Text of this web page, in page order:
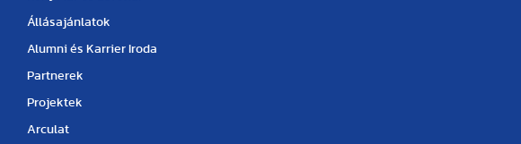
Állásajánlatok
Alumni és Karrier Iroda
Partnerek
Projektek
Arculat